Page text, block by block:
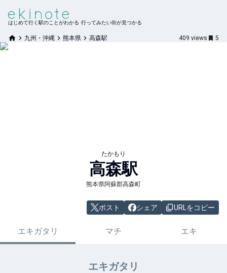
はじめて行く駅のことがわかる 行ってみたい街が見つかる
九州・沖縄 熊本県 高森駅 409 views 5
たかもり
高森駅
熊本県阿蘇郡高森町
ポスト シェア URLをコピー
エキガタリ マチ エキ
エキガタリ